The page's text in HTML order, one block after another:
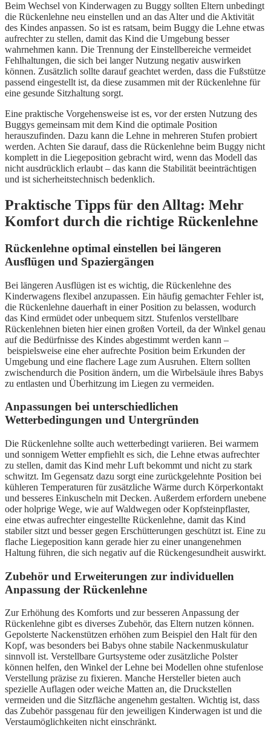
Beim Wechsel von Kinderwagen zu Buggy sollten Eltern unbedingt
die Rückenlehne neu einstellen und an das Alter und die Aktivität
des Kindes anpassen. So ist es ratsam, beim Buggy die Lehne etwas
aufrechter zu stellen, damit das Kind die Umgebung besser
wahrnehmen kann. Die Trennung der Einstellbereiche vermeidet
Fehlhaltungen, die sich bei langer Nutzung negativ auswirken
können. Zusätzlich sollte darauf geachtet werden, dass die Fußstütze
passend eingestellt ist, da diese zusammen mit der Rückenlehne für
eine gesunde Sitzhaltung sorgt.
Eine praktische Vorgehensweise ist es, vor der ersten Nutzung des
Buggys gemeinsam mit dem Kind die optimale Position
herauszufinden. Dazu kann die Lehne in mehreren Stufen probiert
werden. Achten Sie darauf, dass die Rückenlehne beim Buggy nicht
komplett in die Liegeposition gebracht wird, wenn das Modell das
nicht ausdrücklich erlaubt – das kann die Stabilität beeinträchtigen
und ist sicherheitstechnisch bedenklich.
Praktische Tipps für den Alltag: Mehr
Komfort durch die richtige Rückenlehne
Rückenlehne optimal einstellen bei längeren
Ausflügen und Spaziergängen
Bei längeren Ausflügen ist es wichtig, die Rückenlehne des
Kinderwagens flexibel anzupassen. Ein häufig gemachter Fehler ist,
die Rückenlehne dauerhaft in einer Position zu belassen, wodurch
das Kind ermüdet oder unbequem sitzt. Stufenlos verstellbare
Rückenlehnen bieten hier einen großen Vorteil, da der Winkel genau
auf die Bedürfnisse des Kindes abgestimmt werden kann –
beispielsweise eine eher aufrechte Position beim Erkunden der
Umgebung und eine flachere Lage zum Ausruhen. Eltern sollten
zwischendurch die Position ändern, um die Wirbelsäule ihres Babys
zu entlasten und Überhitzung im Liegen zu vermeiden.
Anpassungen bei unterschiedlichen
Wetterbedingungen und Untergründen
Die Rückenlehne sollte auch wetterbedingt variieren. Bei warmem
und sonnigem Wetter empfiehlt es sich, die Lehne etwas aufrechter
zu stellen, damit das Kind mehr Luft bekommt und nicht zu stark
schwitzt. Im Gegensatz dazu sorgt eine zurückgelehnte Position bei
kühleren Temperaturen für zusätzliche Wärme durch Körperkontakt
und besseres Einkuscheln mit Decken. Außerdem erfordern unebene
oder holprige Wege, wie auf Waldwegen oder Kopfsteinpflaster,
eine etwas aufrechter eingestellte Rückenlehne, damit das Kind
stabiler sitzt und besser gegen Erschütterungen geschützt ist. Eine zu
flache Liegeposition kann gerade hier zu einer unangenehmen
Haltung führen, die sich negativ auf die Rückengesundheit auswirkt.
Zubehör und Erweiterungen zur individuellen
Anpassung der Rückenlehne
Zur Erhöhung des Komforts und zur besseren Anpassung der
Rückenlehne gibt es diverses Zubehör, das Eltern nutzen können.
Gepolsterte Nackenstützen erhöhen zum Beispiel den Halt für den
Kopf, was besonders bei Babys ohne stabile Nackenmuskulatur
sinnvoll ist. Verstellbare Gurtsysteme oder zusätzliche Polster
können helfen, den Winkel der Lehne bei Modellen ohne stufenlose
Verstellung präzise zu fixieren. Manche Hersteller bieten auch
spezielle Auflagen oder weiche Matten an, die Druckstellen
vermeiden und die Sitzfläche angenehm gestalten. Wichtig ist, dass
das Zubehör passgenau für den jeweiligen Kinderwagen ist und die
Verstaumöglichkeiten nicht einschränkt.